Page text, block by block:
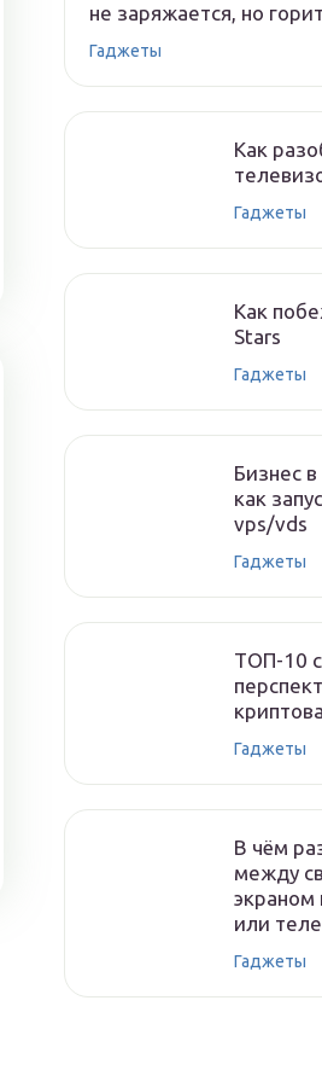
не заряжается, но
Гаджеты
Как
Гаджеты
Как
Stars
Гаджеты
Бизнес
как
vps/vds
Гаджеты
ТОП-10
Гаджеты
В чём
между
экраном
или
Гаджеты